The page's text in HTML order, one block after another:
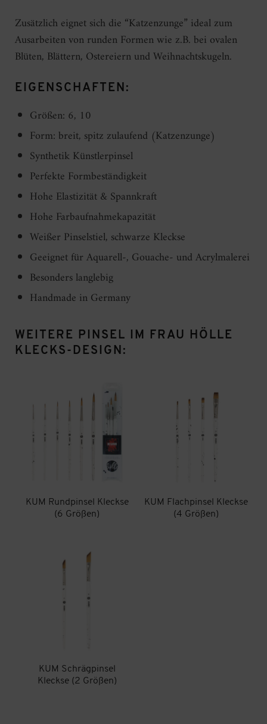
Zusätzlich eignet sich die “Katzenzunge” ideal zum
Ausarbeiten von runden Formen wie z.B. bei ovalen
Blüten, Blättern, Ostereiern und Weihnachtskugeln.
EIGENSCHAFTEN:
Größen: 6, 10
Form: breit, spitz zulaufend (Katzenzunge)
Synthetik Künstlerpinsel
Perfekte Formbeständigkeit
Hohe Elastizität & Spannkraft
Hohe Farbaufnahmekapazität
Weißer Pinselstiel, schwarze Kleckse
Geeignet für Aquarell-, Gouache- und Acrylmalerei
Besonders langlebig
Handmade in Germany
WEITERE PINSEL IM FRAU HÖLLE
KLECKS-DESIGN:
KUM Rundpinsel Kleckse
(6 Größen)
KUM Flachpinsel Kleckse
(4 Größen)
KUM Schrägpinsel
Kleckse (2 Größen)